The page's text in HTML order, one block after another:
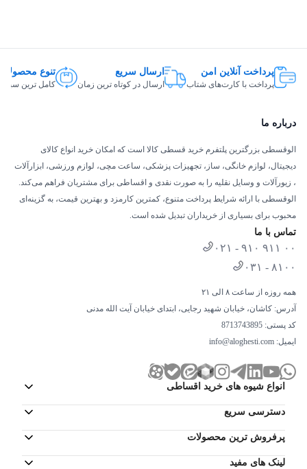
پرداخت آنلاین امن
پرداخت با کارت‌های شتاب
ارسال سریع
ارسال در کوتاه ترین زمان
تنوع
کامل ترین سبد
تماس با ما
۰۲۱ - ۹۱۰ ۹۱۱ ۰۰
۰۳۱ - ۸۱۰۰
همه روزه از ساعت ۸ الی ۲۱
آدرس: کاشان، خیابان شهید رجایی، ابتدای خیابان آیت الله مدنی
کد پستی: 8713743895
ایمیل: info@aloghesti.com
انواع شیوه های خرید اقساطی
دسترسی سریع
پرفروش ترین محصولات
لینک های مفید
درباره ما
الوقسطی بزرگترین پلتفرم خرید قسطی کالا است که امکان خرید انواع کالای
دیجیتال، لوازم خانگی، ساز، تجهیزات پزشکی، ساعت مچی، لوازم ورزشی، ابزارآلات
، زیورآلات و وسایل نقلیه را به صورت نقدی و اقساطی برای مشتریان فراهم می‌کند.
الوقسطی با ارائه شرایط پرداخت متنوع، کمترین کارمزد و بهترین قیمت، به گزینه‌ای
محبوب برای بسیاری از خریداران تبدیل شده است.